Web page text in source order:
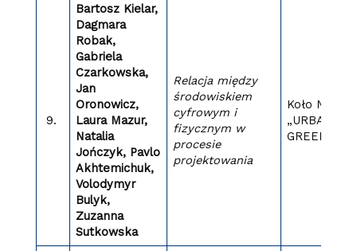
9.
Bartosz Kielar,
Dagmara
Robak,
Gabriela
Czarkowska,
Jan
Oronowicz,
Laura Mazur,
Natalia
Jończyk, Pavlo
Akhtemichuk,
Volodymyr
Bulyk,
Zuzanna
Sutkowska
Relacja między
środowiskiem
cyfrowym i
fizycznym w
procesie
projektowania
Koło
„URBAN
GREEN”